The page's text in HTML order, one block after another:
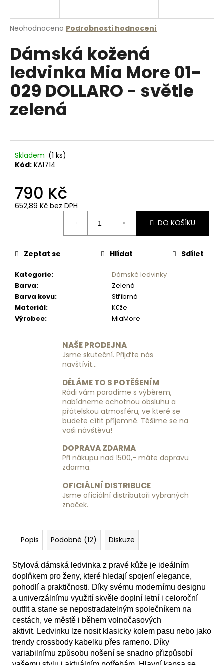
Průměrné
produktu
je
0,0
5
hvězdiček.
Neohodnoceno Podrobnosti hodnocení
Dámská kožená
ledvinka Mia More 01-
029 DOLLARO - světle
zelená
Skladem (1 ks)
Kód: KA1714
790 Kč
652,89 Kč bez DPH
DO KOŠÍKU
Kategorie:
Dámské ledvinky
Barva:
Zelená
Barva kovu:
Stříbrná
Materiál:
Kůže
Výrobce: MiaMore
Zeptat se Hlídat Sdílet
NAŠE PRODEJNA
Jsme skuteční. Přijďte nás
navštívit...
DĚLÁME TO S POTĚŠENÍM
Rádi vám poradíme s výběrem,
nabídneme ochotnou obsluhu a
přátelskou atmosféru, ve které se
budete cítit příjemně. Těšíme se na
vaši návštěvu!
DOPRAVA ZDARMA
Při nákupu nad 1500,- máte dopravu
zdarma.
OFICIÁLNÍ DISTRIBUCE
Jsme oficiální distributoři vybraných
značek.
Popis Podobné (12) Diskuze
Stylová dámská ledvinka z pravé kůže je ideálním
doplňkem pro ženy, které hledají spojení elegance,
pohodlí a praktičnosti. Díky svému modernímu designu
a univerzálnímu využití skvěle doplní letní i celoroční
outfit a stane se nepostradatelným společníkem na
cestách, ve městě i během volnočasových
aktivit. Ledvinku lze nosit klasicky kolem pasu nebo jako
trendy crossbody kabelku přes rameno. Díky
variabilnímu způsobu nošení se snadno přizpůsobí
j
t
?
D
o
p
o
e
m
e
CESTOVNÍ
KUFR